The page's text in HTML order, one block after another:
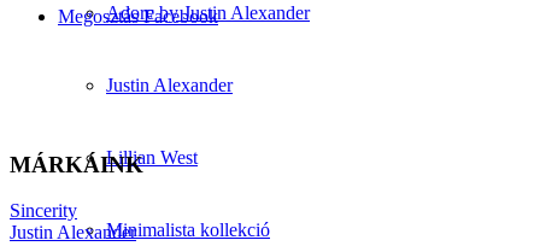
Adore by Justin Alexander
Justin Alexander
Lillian West
Minimalista kollekció
Megosztás Facebook
MÁRKÁINK
Sincerity
Justin Alexander